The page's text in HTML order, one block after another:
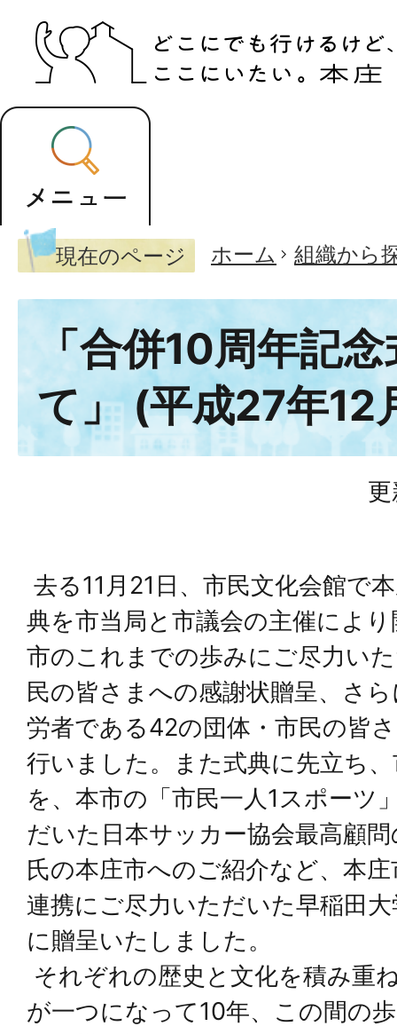
現在のページ ホーム 組織から
「合併10周年記
て」 (平成27年12
去る11月21日、市民文化会館で
典を市当局と市議会の主催によ
市のこれまでの歩みにご尽力い
民の皆さまへの感謝状贈呈、さ
労者である42の団体・市民の皆
行いました。また式典に先立ち
を、本市の「市民一人1スポーツ
だいた日本サッカー協会最高顧
氏の本庄市へのご紹介など、本
連携にご尽力いただいた早稲田
に贈呈いたしました。
それぞれの歴史と文化を積み重
が一つになって10年、この間の